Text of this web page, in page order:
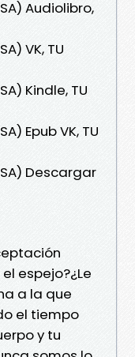
Audiolibro,
VK, TU
Kindle, TU
Epub VK, TU
Descargar
espejo?¿Le
a la que
el tiempo
y tu